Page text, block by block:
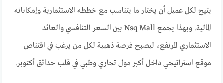
يتيح لكل عميل أن يختار ما يتناسب مع خططه الاستثمارية وإمكاناته
المالية. وبهذا يجمع Nsq Mall بين السعر التنافسي والعائد
الاستثماري المرتفع، ليصبح فرصة ذهبية لكل من يرغب في اقتناص
موقع استراتيجي داخل أكبر مول تجاري وطبي في قلب حدائق أكتوبر.